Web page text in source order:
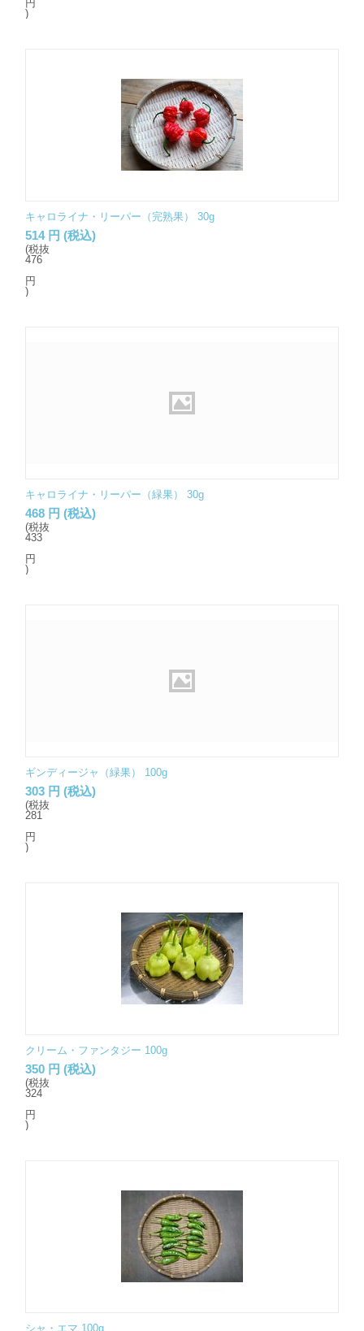
円
)
キャロライナ・リーパー（完熟果） 30g
514 円 (税込)
(税抜
476
円
)
キャロライナ・リーパー（緑果） 30g
468 円 (税込)
(税抜
433
円
)
ギンディージャ（緑果） 100g
303 円 (税込)
(税抜
281
円
)
クリーム・ファンタジー 100g
350 円 (税込)
(税抜
324
円
)
シャ・エマ 100g